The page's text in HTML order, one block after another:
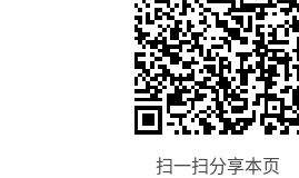
扫一扫分享本页